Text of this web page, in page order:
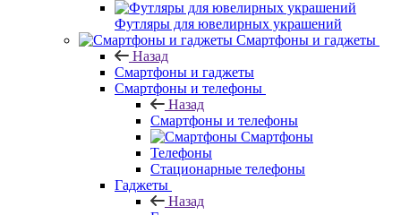
Футляры для ювелирных украшений
Смартфоны и гаджеты
Назад
Смартфоны и гаджеты
Смартфоны и телефоны
Назад
Смартфоны и телефоны
Смартфоны
Телефоны
Стационарные телефоны
Гаджеты
Назад